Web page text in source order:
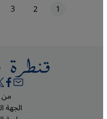
الصفحة الحاليّة1 الصفحة2
3
الجهة